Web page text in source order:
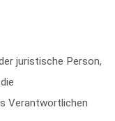
juristische Person,
Verantwortlichen